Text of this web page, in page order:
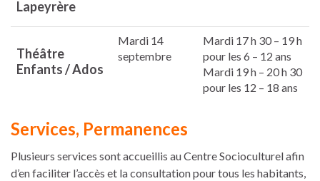
Lapeyrère
Théâtre
Enfants / Ados
Mardi 14
septembre
Mardi 17 h 30 – 19 h
pour les 6 – 12 ans
Mardi 19 h – 20 h 30
pour les 12 – 18 ans
Services, Permanences
Plusieurs services sont accueillis au Centre Socioculturel afin
d’en faciliter l’accès et la consultation pour tous les habitants,